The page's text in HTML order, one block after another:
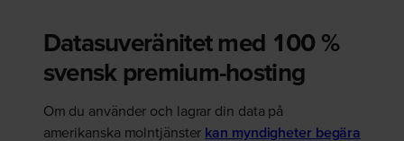
Datasuveränitet med 100 %
svensk premium-hosting
Om du använder och lagrar din data på
amerikanska molntjänster kan myndigheter begära